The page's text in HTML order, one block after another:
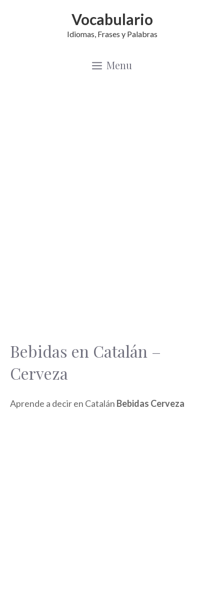
Vocabulario
Idiomas, Frases y Palabras
Menu
Bebidas en Catalán –
Cerveza
Aprende a decir en Catalán Bebidas Cerveza